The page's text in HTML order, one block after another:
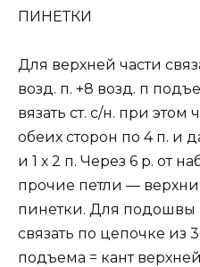
ПИНЕТКИ
Для верхней части
возд. п. +8 возд. п
вязать ст. с/н. при этом
обеих сторон по 4 п. и
и 1 х 2 п. Через 6 р. от
прочие петли —
пинетки. Для подошвы
связать по цепочке из
подъема = кант